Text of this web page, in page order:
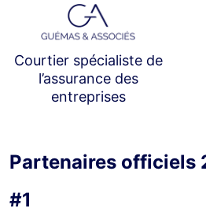
Courtier spécialiste de
l’assurance des
entreprises
Partenaires officiels
#1